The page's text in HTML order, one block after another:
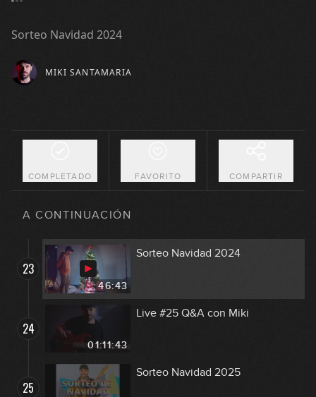
Sorteo Navidad 2024
MIKI SANTAMARIA
COMPLETADO FAVORITO COMPARTIR
A CONTINUACIÓN
19
20
Live EDG y EDB
22
Live #23 Q&A con Miki
23
46:43
Sorteo Navidad 2024
24
01:11:43
Live #25 Q&A con Miki
25
Sorteo Navidad 2025